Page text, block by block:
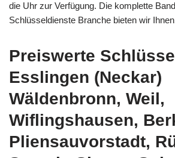
die Uhr zur Verfügung. Die komplette
Schlüsseldienste Branche bieten wir
Preiswerte
Esslingen (Neckar)
Wäldenbronn, Weil,
Wiflingshausen,
Pliensauvorstadt,